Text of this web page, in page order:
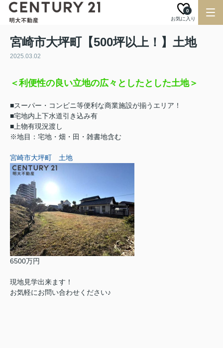
お気に入り
0
宮崎市大坪町【500坪以上！】土地
2025.03.02
＜利便性の良い立地の広々としたとした土地＞
■スーパー・コンビニ等便利な商業施設が揃うエリア！
■宅地内上下水道引き込み有
■上物有現況渡し
※地目：宅地・畑・田・雑書地含む
宮崎市大坪町 土地
6500万円
現地見学出来ます！
お気軽にお問い合わせください♪